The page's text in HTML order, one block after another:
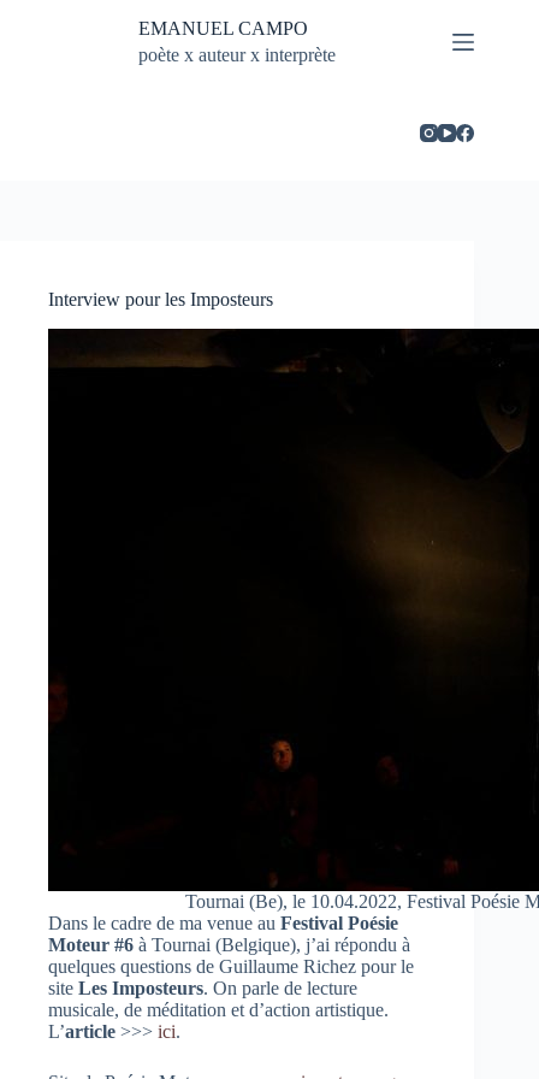
EMANUEL CAMPO
poète x auteur x interprète
Interview pour les Imposteurs
Tournai (Be), le 10.04.2022, Festival Poésie
Dans le cadre de ma venue au Festival Poésie
Moteur #6 à Tournai (Belgique), j’ai répondu à
quelques questions de Guillaume Richez pour le
site Les Imposteurs. On parle de lecture
musicale, de méditation et d’action artistique.
L’article >>> ici.